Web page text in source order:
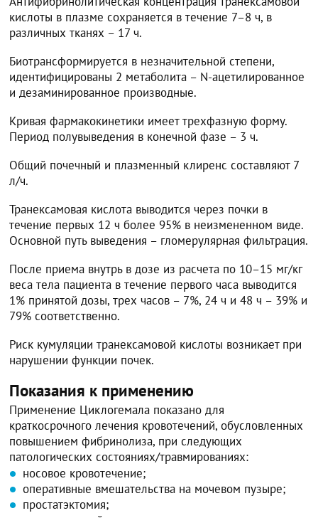
кислоты в плазме сохраняется в течение 7–8 ч, в
различных тканях – 17 ч.
Биотрансформируется в незначительной степени,
идентифицированы 2 метаболита – N-ацетилированное
и дезаминированное производные.
Кривая фармакокинетики имеет трехфазную форму.
Период полувыведения в конечной фазе – 3 ч.
Общий почечный и плазменный клиренс составляют 7
л/ч.
Транексамовая кислота выводится через почки в
течение первых 12 ч более 95% в неизмененном виде.
Основной путь выведения – гломерулярная фильтрация.
После приема внутрь в дозе из расчета по 10–15 мг/кг
веса тела пациента в течение первого часа выводится
1% принятой дозы, трех часов – 7%, 24 ч и 48 ч – 39% и
79% соответственно.
Риск кумуляции транексамовой кислоты возникает при
нарушении функции почек.
Показания к применению
Применение Циклогемала показано для
краткосрочного лечения кровотечений, обусловленных
повышением фибринолиза, при следующих
патологических состояниях/травмированиях:
носовое кровотечение;
оперативные вмешательства на мочевом пузыре;
простатэктомия;